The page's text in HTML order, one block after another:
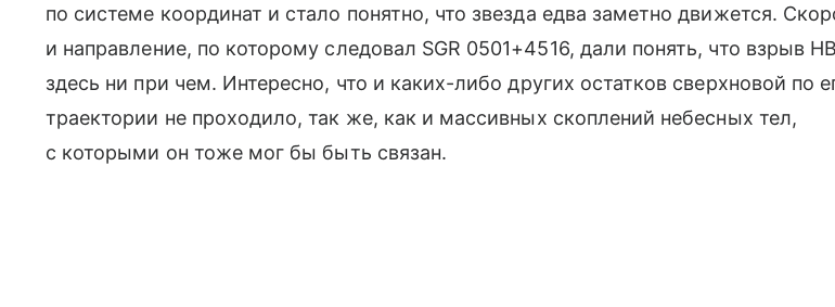
по системе координат и стало понятно, что звезда едва заметно движется.
и направление, по которому следовал SGR 0501+4516, дали понять, что взрыв
здесь ни при чем. Интересно, что и каких-либо других остатков сверхновой по
траектории не проходило, так же, как и массивных скоплений небесных тел,
с которыми он тоже мог бы быть связан.